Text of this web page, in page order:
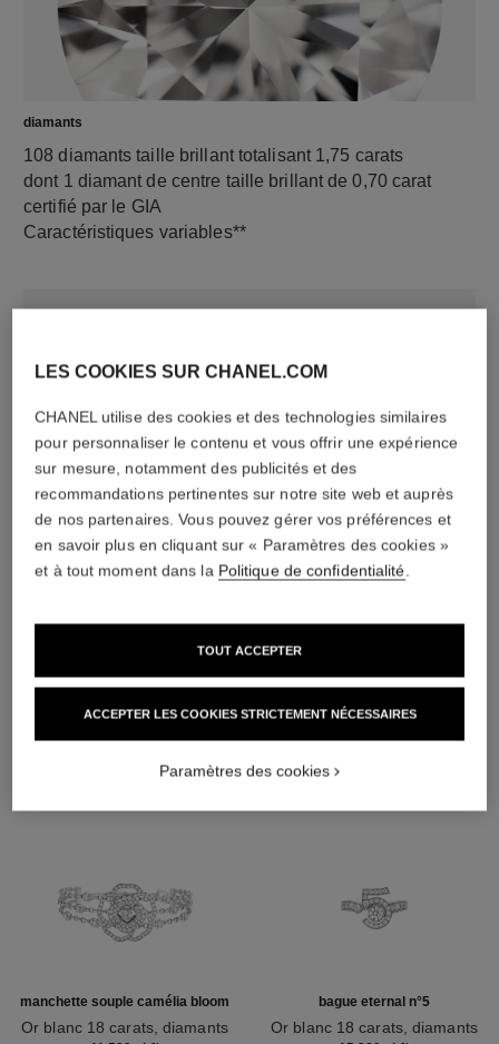
diamants
108 diamants taille brillant totalisant 1,75 carats
dont 1 diamant de centre taille brillant de 0,70 carat
certifié par le GIA
Caractéristiques variables**
Or blanc 18 carats
DÉCOUVREZ AUSSI
manchette souple camélia bloom
Or blanc 18 carats, diamants
bague eternal n°5
Or blanc 18 carats, diamants
LES COOKIES SUR CHANEL.COM
CHANEL utilise des cookies et des technologies similaires
pour personnaliser le contenu et vous offrir une expérience
sur mesure, notamment des publicités et des
recommandations pertinentes sur notre site web et auprès
de nos partenaires. Vous pouvez gérer vos préférences et
en savoir plus en cliquant sur « Paramètres des cookies »
et à tout moment dans la Politique de confidentialité
ACCEPTER LES COOKIES STRICTEMENT NÉCESSAIRES
TOUT ACCEPTER
Paramètres des cookies